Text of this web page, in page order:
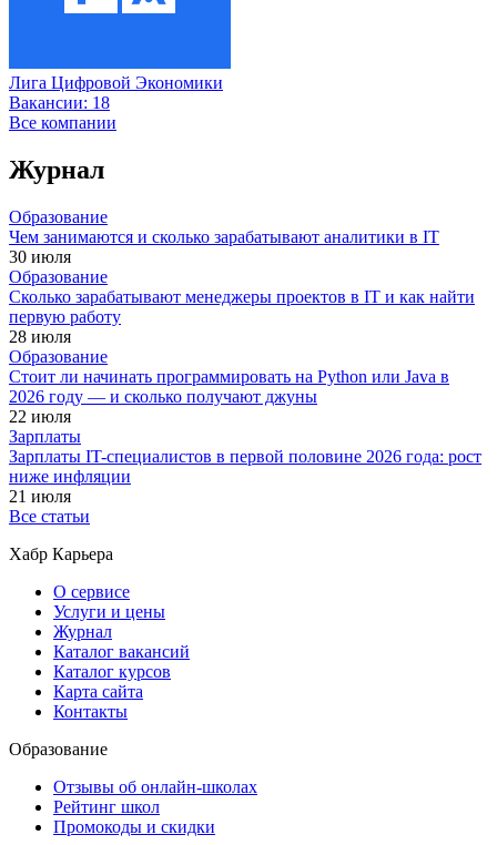
Лига Цифровой Экономики
Вакансии: 18
Все компании
Журнал
Образование
Чем занимаются и сколько зарабатывают аналитики в IT
30 июля
Образование
Сколько зарабатывают менеджеры проектов в IT и как найти
первую работу
28 июля
Образование
Стоит ли начинать программировать на Python или Java в
2026 году — и сколько получают джуны
22 июля
Зарплаты
Зарплаты IT-специалистов в первой половине 2026 года: рост
ниже инфляции
21 июля
Все статьи
Хабр Карьера
О сервисе
Услуги и цены
Журнал
Каталог вакансий
Каталог курсов
Карта сайта
Контакты
Образование
Отзывы об онлайн-школах
Рейтинг школ
Промокоды и скидки